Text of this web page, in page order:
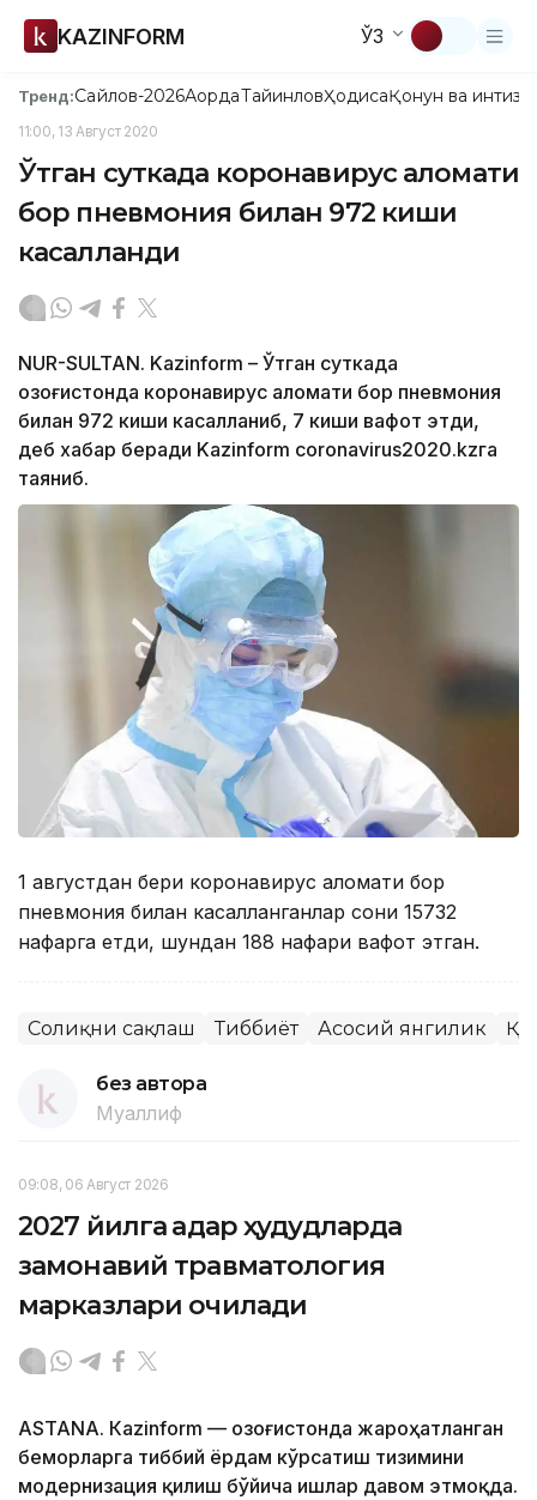
KAZINFORM ЎЗ
Тренд:Сайлов-2026АқордаТайинловҲодисаҚонун ва
11:00, 13 Август 2020
Ўтган суткада коронавирус аломати
бор пневмония билан 972 киши
касалланди
NUR-SULTAN. Kazinform – Ўтган суткада
Қозоғистонда коронавирус аломати бор пневмония
билан 972 киши касалланиб, 7 киши вафот этди,
деб хабар беради Kazinform coronavirus2020.kzга
таяниб.
1 августдан бери коронавирус аломати бор
пневмония билан касалланганлар сони 15732
нафарга етди, шундан 188 нафари вафот этган.
Соғлиқни сақлаш Тиббиёт Асосий янгилик ҚР
без автора
Муаллиф
09:08, 06 Август 2026
2027 йилга қадар ҳудудларда
замонавий травматология
марказлари очилади
ASTANА. Кazinform — Қозоғистонда жароҳатланган
беморларга тиббий ёрдам кўрсатиш тизимини
модернизация қилиш бўйича ишлар давом этмоқда.